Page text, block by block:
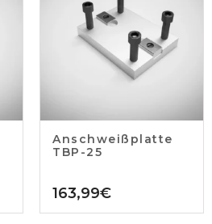
Anschweißplatte
TBP-25
163,99€